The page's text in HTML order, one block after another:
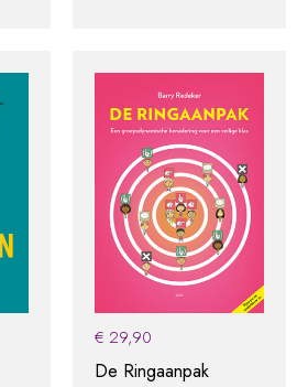
€ 29,90
De Ringaanpak